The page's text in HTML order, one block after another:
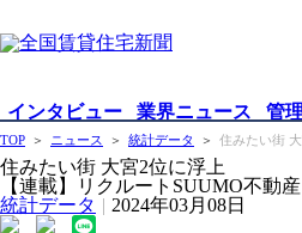
インタビュー 業界ニュース 管
TOP ＞ ニュース ＞ 統計データ ＞ 住みたい街
住みたい街 大宮2位に浮上
【連載】リクルートSUUMO不動
統計データ | 2024年03月08日